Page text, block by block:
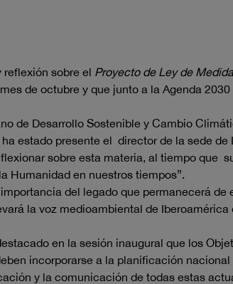
reflexión sobre el Proyecto de Ley de
de octubre y que junto a la Agenda
de Desarrollo Sostenible y Cambio
estado presente el director de la sede de
sobre esta materia, al tiempo que
Humanidad en nuestros tiempos”.
del legado que permanecerá de
la voz medioambiental de Iberoamérica
en la sesión inaugural que los
incorporarse a la planificación nacional
y la comunicación de todas estas